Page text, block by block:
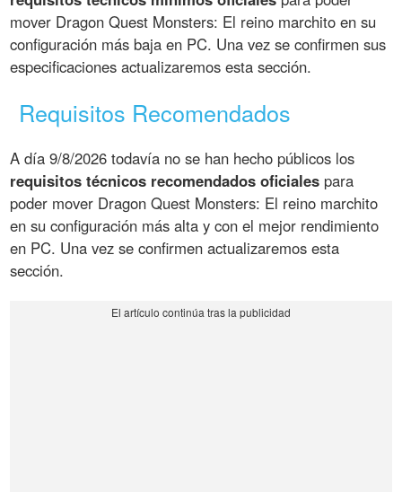
mover Dragon Quest Monsters: El reino marchito en su
configuración más baja en PC. Una vez se confirmen sus
especificaciones actualizaremos esta sección.
Requisitos Recomendados
A día 9/8/2026 todavía no se han hecho públicos los
requisitos técnicos recomendados oficiales para
poder mover Dragon Quest Monsters: El reino marchito
en su configuración más alta y con el mejor rendimiento
en PC. Una vez se confirmen actualizaremos esta
sección.